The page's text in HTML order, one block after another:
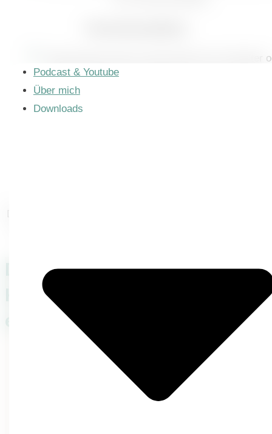
Podcast & Youtube
Über mich
Downloads
Wohnmobilen & Hausbooten
Das kannst Du vom
Kennenlerngespräch
erwarten